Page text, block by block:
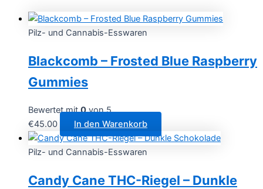
Pilz- und Cannabis-Esswaren
Blackcomb – Frosted Blue Raspberry
Gummies
Bewertet mit0von 5
€45.00 In den Warenkorb
Pilz- und Cannabis-Esswaren
Candy Cane THC-Riegel – Dunkle